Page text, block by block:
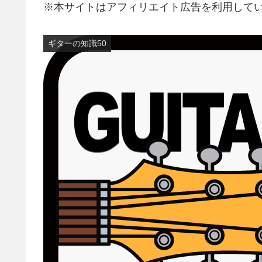
※本サイトはアフィリエイト広告を利用して
ギターの知識50